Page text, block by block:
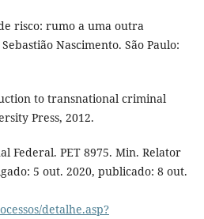
risco: rumo a uma outra
Nascimento. São Paulo:
to transnational criminal
Press, 2012.
Federal. PET 8975. Min. Relator
5 out. 2020, publicado: 8 out.
detalhe.asp?